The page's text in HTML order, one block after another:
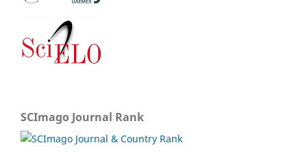
SCImago Journal Rank